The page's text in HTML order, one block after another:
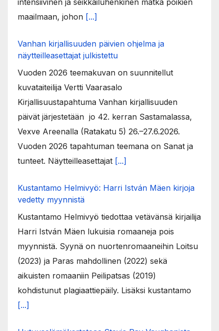
maailmaan, johon [...]
Vanhan kirjallisuuden päivien ohjelma ja
näytteilleasettajat julkistettu
Vuoden 2026 teemakuvan on suunnitellut
kuvataiteilija Vertti Vaarasalo
Kirjallisuustapahtuma Vanhan kirjallisuuden
päivät järjestetään jo 42. kerran Sastamalassa,
Vexve Areenalla (Ratakatu 5) 26.–27.6.2026.
Vuoden 2026 tapahtuman teemana on Sanat ja
tunteet. Näytteilleasettajat [...]
Kustantamo Helmivyö: Harri István Mäen kirjoja
vedetty myynnistä
Kustantamo Helmivyö tiedottaa vetävänsä kirjailija
Harri István Mäen lukuisia romaaneja pois
myynnistä. Syynä on nuortenromaaneihin Loitsu
(2023) ja Paras mahdollinen (2022) sekä
aikuisten romaaniin Peilipatsas (2019)
kohdistunut plagiaattiepäily. Lisäksi kustantamo
[...]